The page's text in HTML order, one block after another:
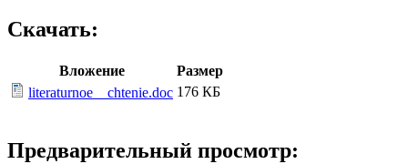
Скачать:
Вложение
Размер
literaturnoe__chtenie.doc 176 КБ
Предварительный просмотр: